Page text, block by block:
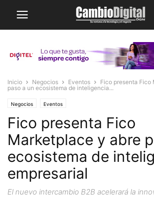
Inicio Negocios Eventos
Fico presenta
paso a un ecosistema de inteligencia...
Negocios Eventos
Fico presenta Fico
Marketplace y abre
ecosistema de
empresarial
El nuevo intercambio B2B acelerará la